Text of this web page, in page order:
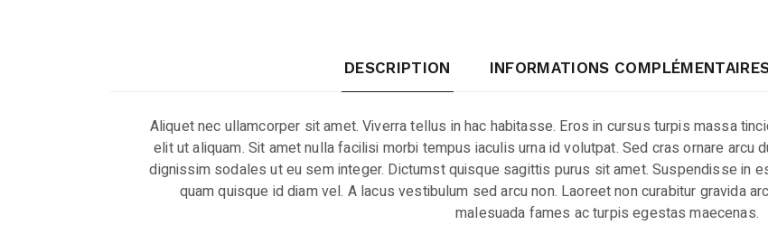
DESCRIPTION INFORMATIONS
Aliquet nec ullamcorper sit amet. Viverra tellus in hac habitasse. Eros in cursus turpis massa
elit ut aliquam. Sit amet nulla facilisi morbi tempus iaculis urna id volutpat. Sed cras ornare arcu
dignissim sodales ut eu sem integer. Dictumst quisque sagittis purus sit amet. Suspendisse in
quam quisque id diam vel. A lacus vestibulum sed arcu non. Laoreet non curabitur gravida
malesuada fames ac turpis egestas maecenas.